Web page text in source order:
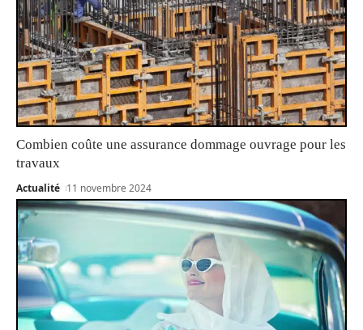
Combien coûte une assurance dommage ouvrage pour les
travaux
Actualité 11 novembre 2024